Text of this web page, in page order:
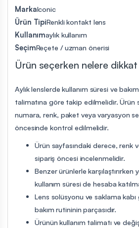
MarkaIconic
Ürün TipiRenkli kontakt lens
Kullanımaylık kullanım
SeçimReçete / uzman önerisi
Ürün seçerken nelere
Aylık lenslerde kullanım süresi ve
talimatına göre takip edilmelidir. Ürün
numara, renk, paket veya varyasyon
öncesinde kontrol edilmelidir.
Ürün sayfasındaki derece, renk
sipariş öncesi incelenmelidir.
Benzer ürünlerle karşılaştırırken
kullanım süresi de hesaba
Lens solüsyonu ve saklama
bakım rutininin parçasıdır.
Ürünün kullanım talimatı ve